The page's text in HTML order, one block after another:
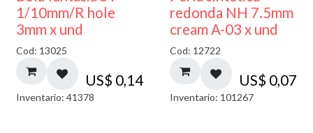
1/10mm/R hole
3mm x und
Cod: 13025
US$ 0,14
Inventario: 41378
redonda NH 7.5mm
cream A-03 x und
Cod: 12722
US$ 0,07
Inventario: 101267